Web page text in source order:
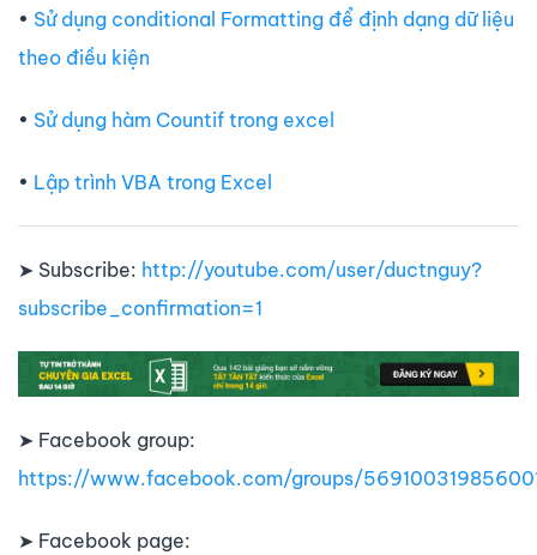
• Sử dụng conditional Formatting để định dạng dữ liệu
theo điều kiện
• Sử dụng hàm Countif trong excel
• Lập trình VBA trong Excel
➤ Subscribe: http://youtube.com/user/ductnguy?
subscribe_confirmation=1
➤ Facebook group:
https://www.facebook.com/groups/
➤ Facebook page: